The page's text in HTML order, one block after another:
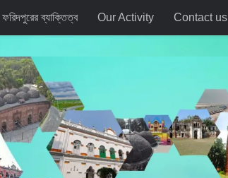
ফরিদপুরের ব্যাক্তিত্ব Our Activity Contact us